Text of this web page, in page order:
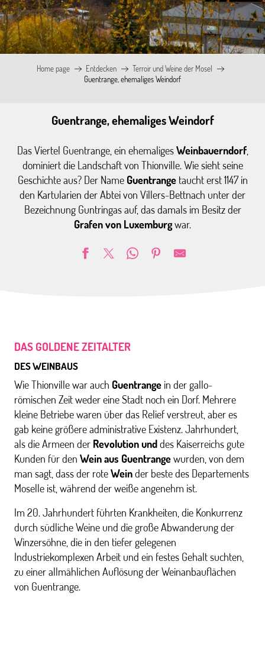
Home page Entdecken
Terroir und Weine der Mosel
Guentrange, ehemaliges Weindorf
Guentrange, ehemaliges Weindorf
Das Viertel Guentrange, ein ehemaligesWeinbauerndorf,
dominiert die Landschaft von Thionville. Wie sieht seine
Geschichte aus? Der Name Guentrangetaucht erst 1147 in
den Kartularien der Abtei von Villers-Bettnach unter der
Bezeichnung Guntringas auf, das damals im Besitz der
Grafen von Luxemburgwar.
DAS GOLDENE ZEITALTER
DES WEINBAUS
Wie Thionville war auch Guentrange in der gallo-
römischen Zeit weder eine Stadt noch ein Dorf. Mehrere
kleine Betriebe waren über das Relief verstreut, aber es
gab keine größere administrative Existenz. Jahrhundert,
als die Armeen der Revolution unddes Kaiserreichs gute
Kunden für den Wein aus Guentrangewurden, von dem
man sagt, dass der roteWeinder beste des Departements
Moselle ist, während der weiße angenehm ist.
Im 20. Jahrhundert führten Krankheiten, die Konkurrenz
durch südliche Weine und die große Abwanderung der
Winzersöhne, die in den tiefer gelegenen
Industriekomplexen Arbeit und ein festes Gehalt suchten,
zu einer allmählichen Auflösung der Weinanbauflächen
von Guentrange.